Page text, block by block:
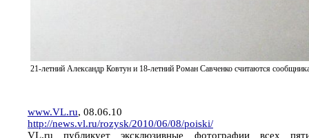
21-летний Александр Ковтун и 18-летний Роман Савченко считаются
www.VL.ru, 08.06.10
http://news.vl.ru/rozysk/2010/06/08/poiski/
VL.ru публикует эксклюзивные фотографии всех